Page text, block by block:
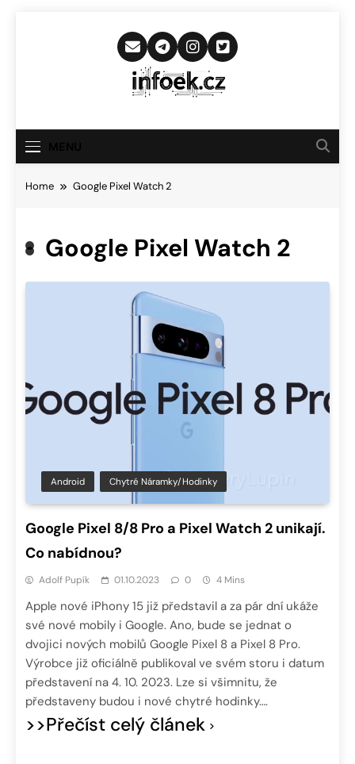
Infoek.cz
Novinkám
Home Google Pixel Watch 2
Google Pixel Watch 2
Android Chytré Náramky/hodinky
Google Pixel 8/8 Pro a Pixel Watch 2 unikají.
Co nabídnou?
Adolf Pupík 01.10.2023 0 4 Mins
Apple nové iPhony 15 již představil a za pár dní ukáže
své nové mobily i Google. Ano, bude se jednat o
dvojici nových mobilů Google Pixel 8 a Pixel 8 Pro.
Výrobce již oficiálně publikoval ve svém storu i datum
představení na 4. 10. 2023. Lze si všimnitu, že
představeny budou i nové chytré hodinky….
>>Přečíst celý článek